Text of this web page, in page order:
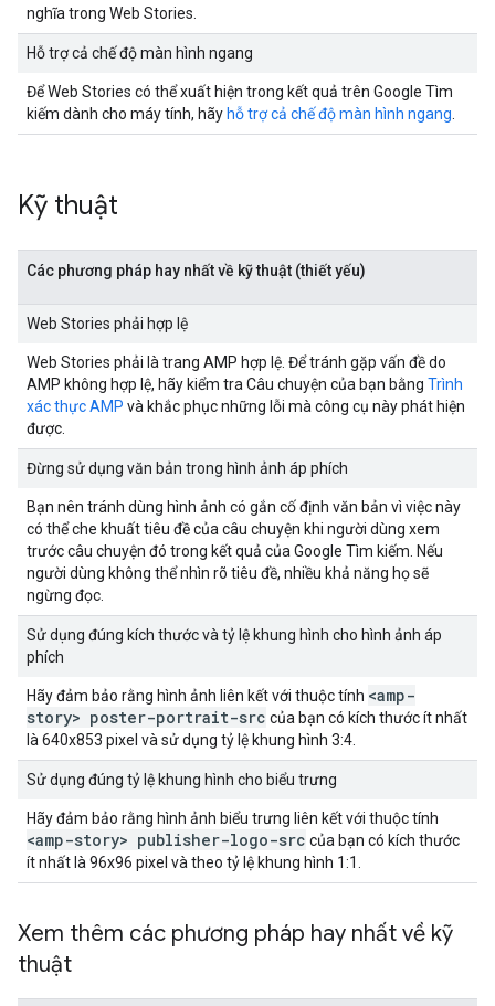
nghĩa trong Web Stories.
Hỗ trợ cả chế độ màn hình ngang
Để Web Stories có thể xuất hiện trong kết quả trên Google Tìm
kiếm dành cho máy tính, hãy hỗ trợ cả chế độ màn hình ngang
Kỹ thuật
Các phương pháp hay nhất về kỹ thuật (thiết yếu)
Web Stories phải hợp lệ
Web Stories phải là trang AMP hợp lệ. Để tránh gặp vấn đề do
AMP không hợp lệ, hãy kiểm tra Câu chuyện của bạn bằng Trình
xác thực AMP và khắc phục những lỗi mà công cụ này phát hiện
được.
Đừng sử dụng văn bản trong hình ảnh áp phích
Bạn nên tránh dùng hình ảnh có gắn cố định văn bản vì việc này
có thể che khuất tiêu đề của câu chuyện khi người dùng xem
trước câu chuyện đó trong kết quả của Google Tìm kiếm. Nếu
người dùng không thể nhìn rõ tiêu đề, nhiều khả năng họ sẽ
ngừng đọc.
Sử dụng đúng kích thước và tỷ lệ khung hình cho hình ảnh áp
phích
Hãy đảm bảo rằng hình ảnh liên kết với thuộc tính <amp-
story> poster-portrait-src của bạn có kích thước ít nhất
là 640x853 pixel và sử dụng tỷ lệ khung hình 3:4.
Sử dụng đúng tỷ lệ khung hình cho biểu trưng
Hãy đảm bảo rằng hình ảnh biểu trưng liên kết với thuộc tính
<amp-story> publisher-logo-src của bạn có kích thước
ít nhất là 96x96 pixel và theo tỷ lệ khung hình 1:1.
Xem thêm các phương pháp hay nhất về kỹ
thuật